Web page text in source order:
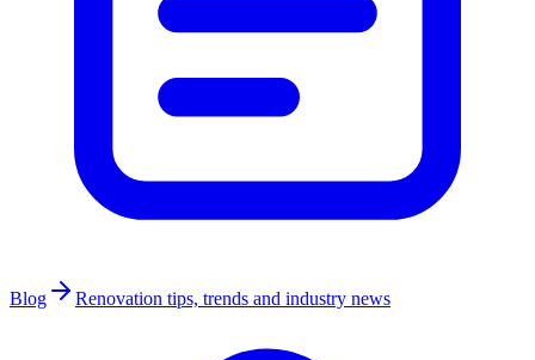
Blog Renovation tips, trends and industry news